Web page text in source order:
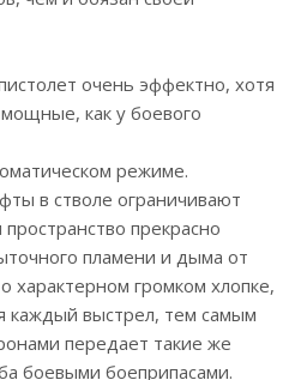
очень эффектно, хотя
как у боевого
режиме.
в стволе ограничивают
прекрасно
пламени и дыма от
характерном громком хлопке,
каждый выстрел, тем самым
передает такие же
боевыми боеприпасами.